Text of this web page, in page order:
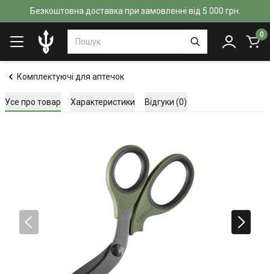
Безкоштовна доставка при замовленні від 5 000 грн.
0
Комплектуючі для аптечок
Усе про товар Характеристики Відгуки (0)